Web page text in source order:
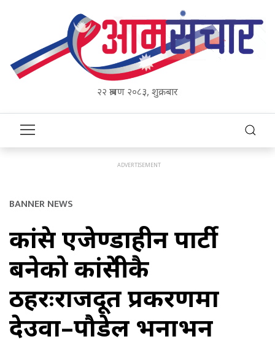
२२ श्रावण २०८३, शुक्रबार
BANNER NEWS
कांग्रेस एजेण्डाहीन पार्टी
बनेको कांग्रेसीकै
ठहरःराजदूत प्रकरणमा
देउवा–पौडेल भनाभन